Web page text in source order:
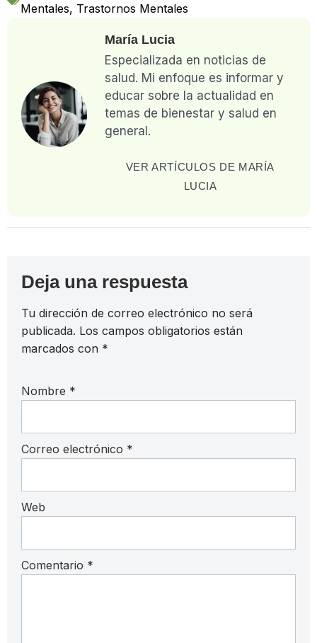
Mentales, Trastornos Mentales
María Lucia
Especializada en noticias de
salud. Mi enfoque es informar y
educar sobre la actualidad en
temas de bienestar y salud en
general.
VER ARTÍCULOS DE MARÍA
LUCIA
Deja una respuesta
Tu dirección de correo electrónico no será
publicada. Los campos obligatorios están
marcados con *
Nombre *
Correo electrónico *
Web
Comentario *